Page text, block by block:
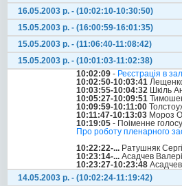
16.05.2003 р. - (10:02:10-10:30:50)
15.05.2003 р. - (16:00:59-16:01:35)
15.05.2003 р. - (11:06:40-11:08:42)
15.05.2003 р. - (10:01:03-11:02:38)
10:02:09 - Реєстрація в
10:02:50-10:03:41
10:03:55-10:04:32 Шкіль
10:05:27-10:09:51
10:09:59-10:11:00
10:11:47-10:13:03 Мороз
10:19:05 - Поіменне
Про роботу пленарного
10:22:22-... Ратушняк
10:23:14-... Асадчев
10:23:27-10:23:48
14.05.2003 р. - (10:02:24-11:19:42)